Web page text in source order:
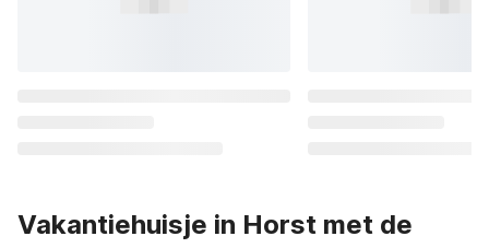
Vakantiehuisje in Horst met de